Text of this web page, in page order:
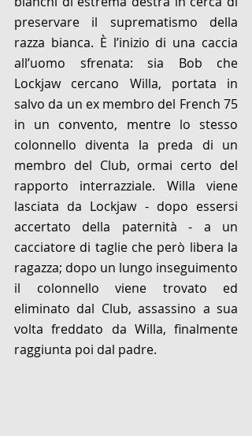
preservare il suprematismo della
razza bianca. È l’inizio di una caccia
all’uomo sfrenata: sia Bob che
Lockjaw cercano Willa, portata in
salvo da un ex membro del French 75
in un convento, mentre lo stesso
colonnello diventa la preda di un
membro del Club, ormai certo del
rapporto interrazziale. Willa viene
lasciata da Lockjaw - dopo essersi
accertato della paternità - a un
cacciatore di taglie che però libera la
ragazza; dopo un lungo inseguimento
il colonnello viene trovato ed
eliminato dal Club, assassino a sua
volta freddato da Willa, finalmente
raggiunta poi dal padre.